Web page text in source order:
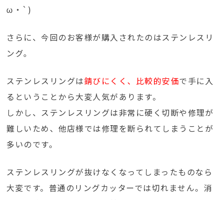
ω・`)
さらに、今回のお客様が購入されたのはステンレスリ
ング。
ステンレスリングは錆びにくく、比較的安価で手に入
るということから大変人気があります。
しかし、ステンレスリングは非常に硬く切断や修理が
難しいため、他店様では修理を断られてしまうことが
多いのです。
ステンレスリングが抜けなくなってしまったものなら
大変です。普通のリングカッターでは切れません。消